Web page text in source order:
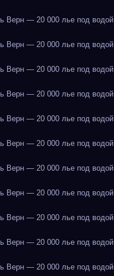
Верн — 20 000 лье под водой
Верн — 20 000 лье под водой
Верн — 20 000 лье под водой
Верн — 20 000 лье под водой
Верн — 20 000 лье под водой
Верн — 20 000 лье под водой
Верн — 20 000 лье под водой
Верн — 20 000 лье под водой
Верн — 20 000 лье под водой
Верн — 20 000 лье под водой
Верн — 20 000 лье под водой